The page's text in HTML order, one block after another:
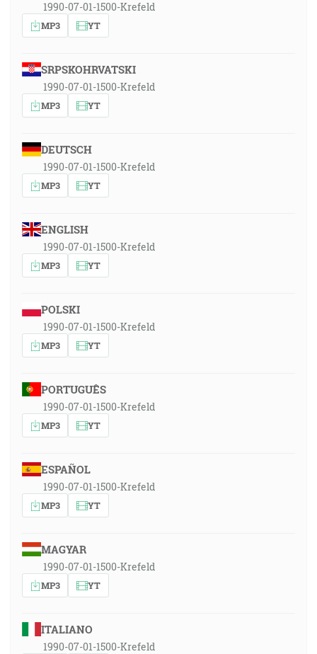
1990-07-01-1500-Krefeld
MP3 YT
SRPSKOHRVATSKI
1990-07-01-1500-Krefeld
MP3 YT
DEUTSCH
1990-07-01-1500-Krefeld
MP3 YT
ENGLISH
1990-07-01-1500-Krefeld
MP3 YT
POLSKI
1990-07-01-1500-Krefeld
MP3 YT
PORTUGUÊS
1990-07-01-1500-Krefeld
MP3 YT
ESPAÑOL
1990-07-01-1500-Krefeld
MP3 YT
MAGYAR
1990-07-01-1500-Krefeld
MP3 YT
ITALIANO
1990-07-01-1500-Krefeld